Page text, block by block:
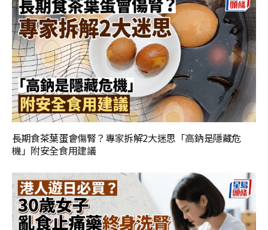
長期食茶葉蛋會傷腎？專家拆解2大迷思「高鈉是隱藏危
機」附安全食用建議